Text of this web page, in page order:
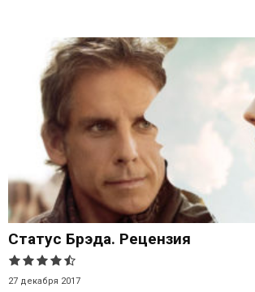
Статус Брэда. Рецензия
27 декабря 2017